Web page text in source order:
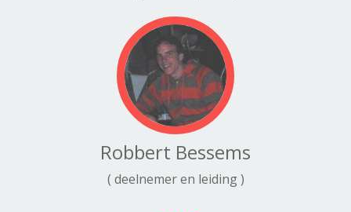
Robbert Bessems
( deelnemer en leiding )